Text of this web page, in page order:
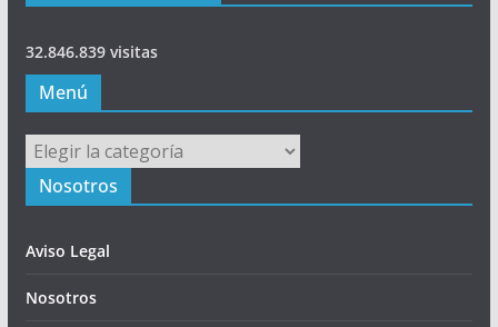
32.846.839 visitas
Menú
Menú
Nosotros
Aviso Legal
Nosotros